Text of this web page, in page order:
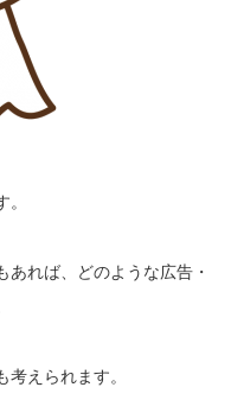
あれば、どのような広告・
えられます。